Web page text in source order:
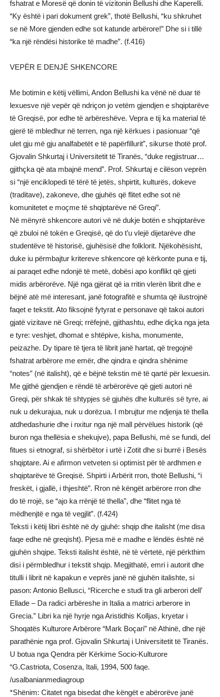
fshatrat e Moresë që donin të vizitonin Bellushi dhe Kaperelli.
“Ky është i pari dokument grek”, thotë Bellushi, “ku shkruhet
se në More gjenden edhe sot katunde arbërore!” Dhe si i tillë
“ka një rëndësi historike të madhe”. (f.416)
VEPËR E DENJË SHKENCORE
Me botimin e këtij vëllimi, Andon Bellushi ka vënë në duar të
lexuesve një vepër që ndriçon jo vetëm gjendjen e shqiptarëve
të Greqisë, por edhe të arbëreshëve. Vepra e tij ka material të
gjerë të mbledhur në terren, nga një kërkues i pasionuar “që
ulet gju më gju analfabetët e të papërfillurit”, sikurse thotë prof.
Gjovalin Shkurtaj i Universitetit të Tiranës, “duke regjistruar…
gjithçka që ata mbajnë mend”. Prof. Shkurtaj e cilëson veprën
si “një enciklopedi të tërë të jetës, shpirtit, kulturës, dokeve
(traditave), zakoneve, dhe gjuhës që flitet edhe sot në
komunitetet e moçme të shqiptarëve në Greqi”.
Në mënyrë shkencore autori vë në dukje botën e shqiptarëve
që zbuloi në tokën e Greqisë, që do t’u vlejë dijetarëve dhe
studentëve të historisë, gjuhësisë dhe folklorit. Njëkohësisht,
duke iu përmbajtur kritereve shkencore që kërkonte puna e tij,
ai paraqet edhe ndonjë të metë, dobësi apo konflikt që gjeti
midis arbërorëve. Një nga gjërat që ia rritin vlerën librit dhe e
bëjnë atë më interesant, janë fotografitë e shumta që ilustrojnë
faqet e tekstit. Ato fiksojnë fytyrat e personave që takoi autori
gjatë vizitave në Greqi; rrëfejnë, gjithashtu, edhe diçka nga jeta
e tyre: veshjet, dhomat e shtëpive, kisha, monumente,
peizazhe. Dy tipare të tjera të librit janë hartat, që tregojnë
fshatrat arbërore me emër, dhe qindra e qindra shënime
“notes” (në italisht), që e bëjnë tekstin më të qartë për lexuesin.
Me gjithë gjendjen e rëndë të arbërorëve që gjeti autori në
Greqi, për shkak të shtypjes së gjuhës dhe kulturës së tyre, ai
nuk u dekurajua, nuk u dorëzua. I mbrujtur me ndjenja të thella
atdhedashurie dhe i nxitur nga një mall përvëlues historik (që
buron nga thellësia e shekujve), papa Bellushi, më se fundi, del
fitues si etnograf, si shërbëtor i urtë i Zotit dhe si burrë i Besës
shqiptare. Ai e afirmon vetveten si optimist për të ardhmen e
shqiptarëve të Greqisë. Shpirti i Arbërit rron, thotë Bellushi, “i
freskët, i gjallë, i thjeshtë”. Rron në këngët arbërore rron dhe
do të rrojë, se “ajo ka rrënjë të thella”, dhe “flitet nga të
mëdhenjtë e nga të vegjlit”. (f.424)
Teksti i këtij libri është në dy gjuhë: shqip dhe italisht (me disa
faqe edhe në greqisht). Pjesa më e madhe e lëndës është në
gjuhën shqipe. Teksti italisht është, në të vërtetë, një përkthim
disi i përmbledhur i tekstit shqip. Megjithatë, emri i autorit dhe
titulli i librit në kapakun e veprës janë në gjuhën italishte, si
pason: Antonio Bellusci, “Ricerche e studi tra gli arberori dell’
Ellade – Da radici arbëreshe in Italia a matrici arberore in
Grecia.” Libri ka një hyrje nga Aristidhis Kolljas, kryetar i
Shoqatës Kulturore Arbërore “Mark Boçari” në Athinë, dhe një
parathënie nga prof. Gjovalin Shkurtaj i Universitetit të Tiranës.
U botua nga Qendra për Kërkime Socio-Kulturore
“G.Castriota, Cosenza, Itali, 1994, 500 faqe.
/usalbanianmediagroup
*Shënim: Citatet nga bisedat dhe këngët e abërorëve janë